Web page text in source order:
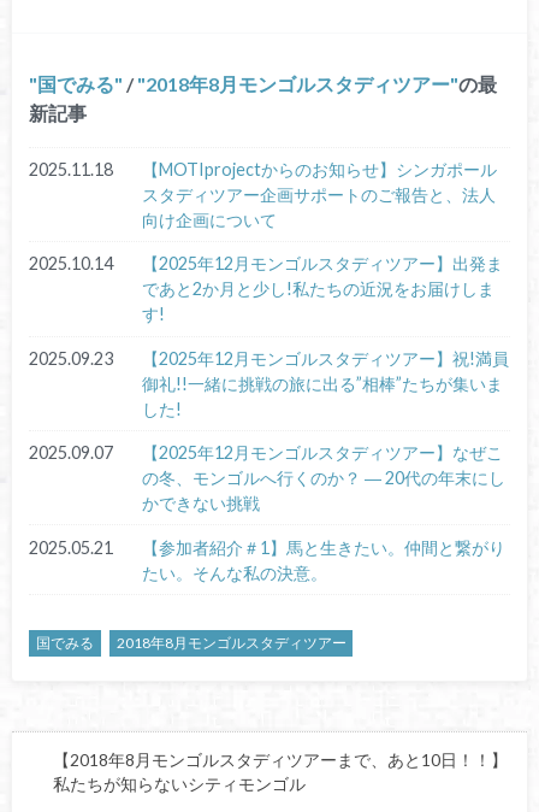
国でみる / 2018年8月モンゴルスタディツアー の最
新記事
2025.11.18
【MOTIprojectからのお知らせ】シンガポール
スタディツアー企画サポートのご報告と、法人
向け企画について
2025.10.14
【2025年12月モンゴルスタディツアー】出発ま
であと2か月と少し!私たちの近況をお届けしま
す!
2025.09.23
【2025年12月モンゴルスタディツアー】祝!満員
御礼!!一緒に挑戦の旅に出る”相棒”たちが集いま
した!
2025.09.07
【2025年12月モンゴルスタディツアー】なぜこ
の冬、モンゴルへ行くのか？ ― 20代の年末にし
かできない挑戦
2025.05.21
【参加者紹介＃1】馬と生きたい。仲間と繋がり
たい。そんな私の決意。
国でみる 2018年8月モンゴルスタディツアー
【2018年8月モンゴルスタディツアーまで、あと10日！！】
私たちが知らないシティモンゴル